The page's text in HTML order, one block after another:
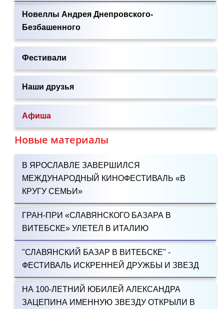
Новеллы Андрея Днепровского-
Безбашенного
Фестивали
Наши друзья
Афиша
Новые материалы
В ЯРОСЛАВЛЕ ЗАВЕРШИЛСЯ
МЕЖДУНАРОДНЫЙ КИНОФЕСТИВАЛЬ «В
КРУГУ СЕМЬИ»
ГРАН-ПРИ «СЛАВЯНСКОГО БАЗАРА В
ВИТЕБСКЕ» УЛЕТЕЛ В ИТАЛИЮ
"СЛАВЯНСКИЙ БАЗАР В ВИТЕБСКЕ" -
ФЕСТИВАЛЬ ИСКРЕННЕЙ ДРУЖБЫ И ЗВЕЗД
НА 100-ЛЕТНИЙ ЮБИЛЕЙ АЛЕКСАНДРА
ЗАЦЕПИНА ИМЕННУЮ ЗВЕЗДУ ОТКРЫЛИ В